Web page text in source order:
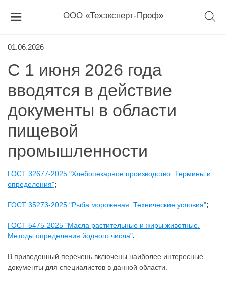
ООО «Техэксперт-Проф»
01.06.2026
С 1 июня 2026 года
вводятся в действие
документы в области
пищевой
промышленности
ГОСТ 32677-2025 "Хлебопекарное производство. Термины и
определения";
ГОСТ 35273-2025 "Рыба мороженая. Технические условия";
ГОСТ 5475-2025 "Масла растительные и жиры животные.
Методы определения йодного числа".
В приведенный перечень включены наиболее интересные
документы для специалистов в данной области.